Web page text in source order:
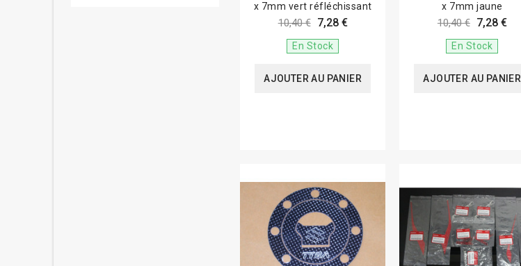
x 7mm vert réfléchissant
10,40 € 7,28 €
En Stock
AJOUTER AU PANIER
x 7mm jaune
10,40 € 7,28 €
En Stock
AJOUTER AU PANIER